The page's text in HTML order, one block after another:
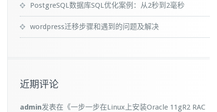
PostgreSQL数据库SQL优化案例：从2秒到2毫秒
wordpress迁移步骤和遇到的问题及解决
近期评论
admin发表在《一步一步在Linux上安装Oracle 11gR2 RAC